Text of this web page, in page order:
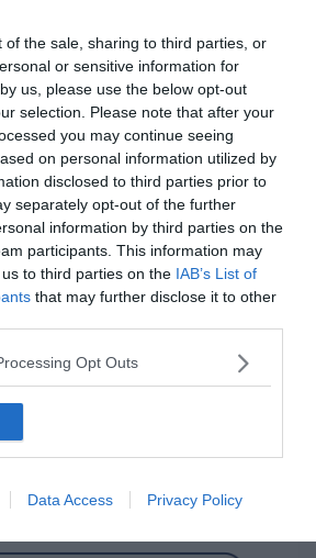
of the sale, sharing to third parties, or
or sensitive information for
us, please use the below opt-out
selection. Please note that after your
you may continue seeing
on personal information utilized by
disclosed to third parties prior to
separately opt-out of the further
information by third parties on the
participants. This information may
to third parties on the IAB’s List of
that may further disclose it to other
Opt Outs
Data Access Privacy Policy
írjuk